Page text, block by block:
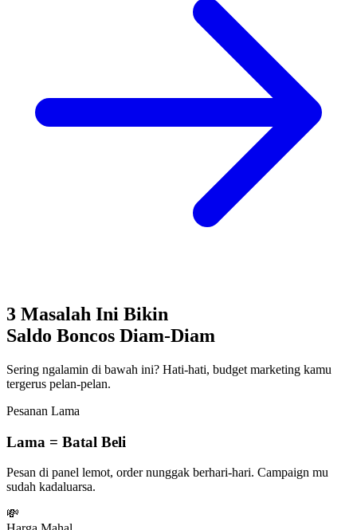
3 Masalah Ini Bikin
Saldo Boncos Diam-Diam
Sering ngalamin di bawah ini? Hati-hati, budget marketing kamu
tergerus pelan-pelan.
Pesanan Lama
Lama = Batal Beli
Pesan di panel lemot, order nunggak berhari-hari. Campaign mu
sudah kadaluarsa.
💸